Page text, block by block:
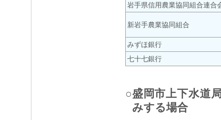
岩手県信用農業協同組合連合
新岩手農業協同組合
みずほ銀行
七十七銀行
○盛岡市上下水道
みする場合